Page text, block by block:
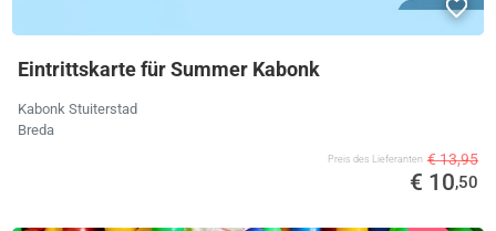
Eintrittskarte für Summer Kabonk
Kabonk Stuiterstad
Breda
Preis des Lieferanten € 13,95
€ 10,50